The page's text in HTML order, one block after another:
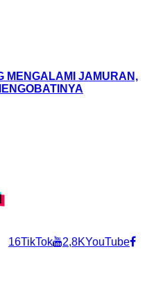
MENGALAMI JAMURAN,
16TikTok 2,8KYouTube